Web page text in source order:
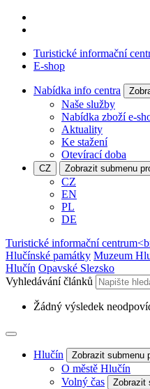
Turistické informační
E-shop
Nabídka info centra
Naše služby
Nabídka zboží e-
Aktuality
Ke stažení
Otevírací doba
CZ Zobrazit submenu
CZ
EN
PL
DE
Turistické informační
Hlučínské památky Muzeum
Hlučín Opavské Slezsko
Vyhledávání článků
Žádný výsledek
Hlučín Zobrazit submenu
O městě Hlučín
Volný čas
Zobrazit